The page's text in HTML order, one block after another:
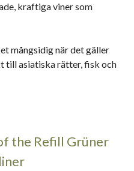
kraftiga viner som
mångsidig när det gäller
till asiatiska rätter, fisk och
the Refill Grüner